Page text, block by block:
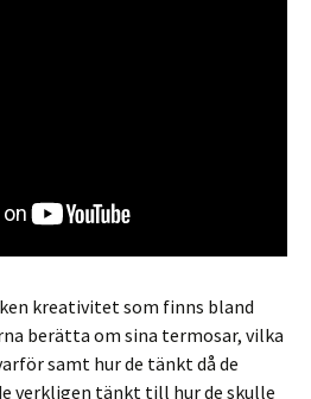
kreativitet som finns bland
berätta om sina termosar, vilka
samt hur de tänkt då de
verkligen tänkt till hur de skulle